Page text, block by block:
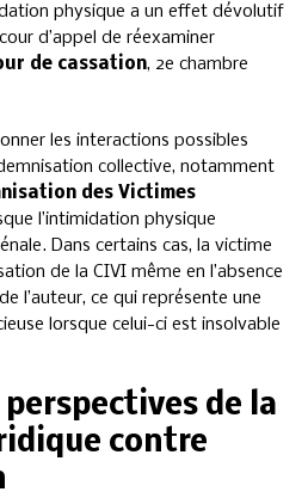
physique a un effet dévolutif
d’appel de réexaminer
de cassation, 2e chambre
les interactions possibles
collective, notamment
des Victimes
l’intimidation physique
Dans certains cas, la victime
de la CIVI même en l’absence
l’auteur, ce qui représente une
lorsque celui-ci est insolvable
de la
contre